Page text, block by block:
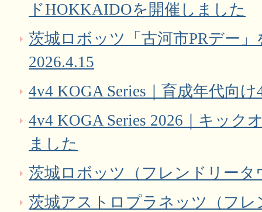
ドHOKKAIDOを開催しました
茨城ロボッツ「古河市PRデー
2026.4.15
4v4 KOGA Series｜育成年代向
4v4 KOGA Series 2026｜キック
ました
茨城ロボッツ（フレンドリータ
茨城アストロプラネッツ（フ